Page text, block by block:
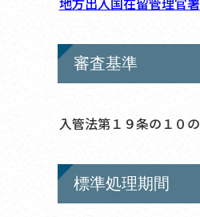
審査基準
入管法第１９条の１０
標準処理期間